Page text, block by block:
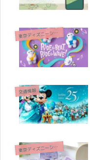
東
京ディズニーシー(R)
交通情報
東
京ディズニーシー(R)